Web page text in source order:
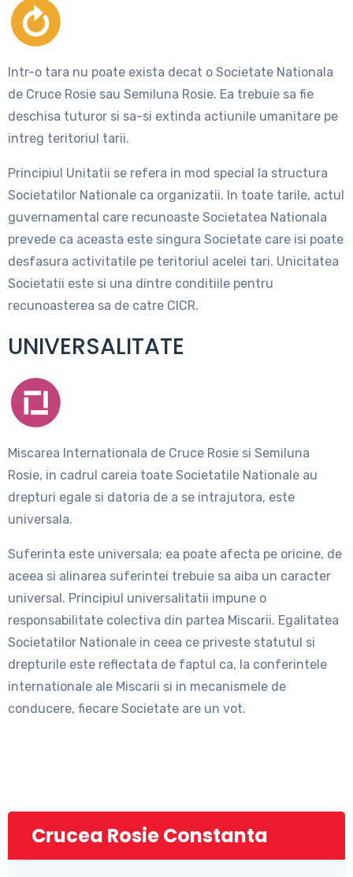
Intr-o tara nu poate exista decat o Societate Nationala
de Cruce Rosie sau Semiluna Rosie. Ea trebuie sa fie
deschisa tuturor si sa-si extinda actiunile umanitare pe
intreg teritoriul tarii.
Principiul Unitatii se refera in mod special la structura
Societatilor Nationale ca organizatii. In toate tarile, actul
guvernamental care recunoaste Societatea Nationala
prevede ca aceasta este singura Societate care isi poate
desfasura activitatile pe teritoriul acelei tari. Unicitatea
Societatii este si una dintre conditiile pentru
recunoasterea sa de catre CICR.
UNIVERSALITATE
Miscarea Internationala de Cruce Rosie si Semiluna
Rosie, in cadrul careia toate Societatile Nationale au
drepturi egale si datoria de a se intrajutora, este
universala.
Suferinta este universala; ea poate afecta pe oricine, de
aceea si alinarea suferintei trebuie sa aiba un caracter
universal. Principiul universalitatii impune o
responsabilitate colectiva din partea Miscarii. Egalitatea
Societatilor Nationale in ceea ce priveste statutul si
drepturile este reflectata de faptul ca, la conferintele
internationale ale Miscarii si in mecanismele de
conducere, fiecare Societate are un vot.
Crucea Rosie Constanta